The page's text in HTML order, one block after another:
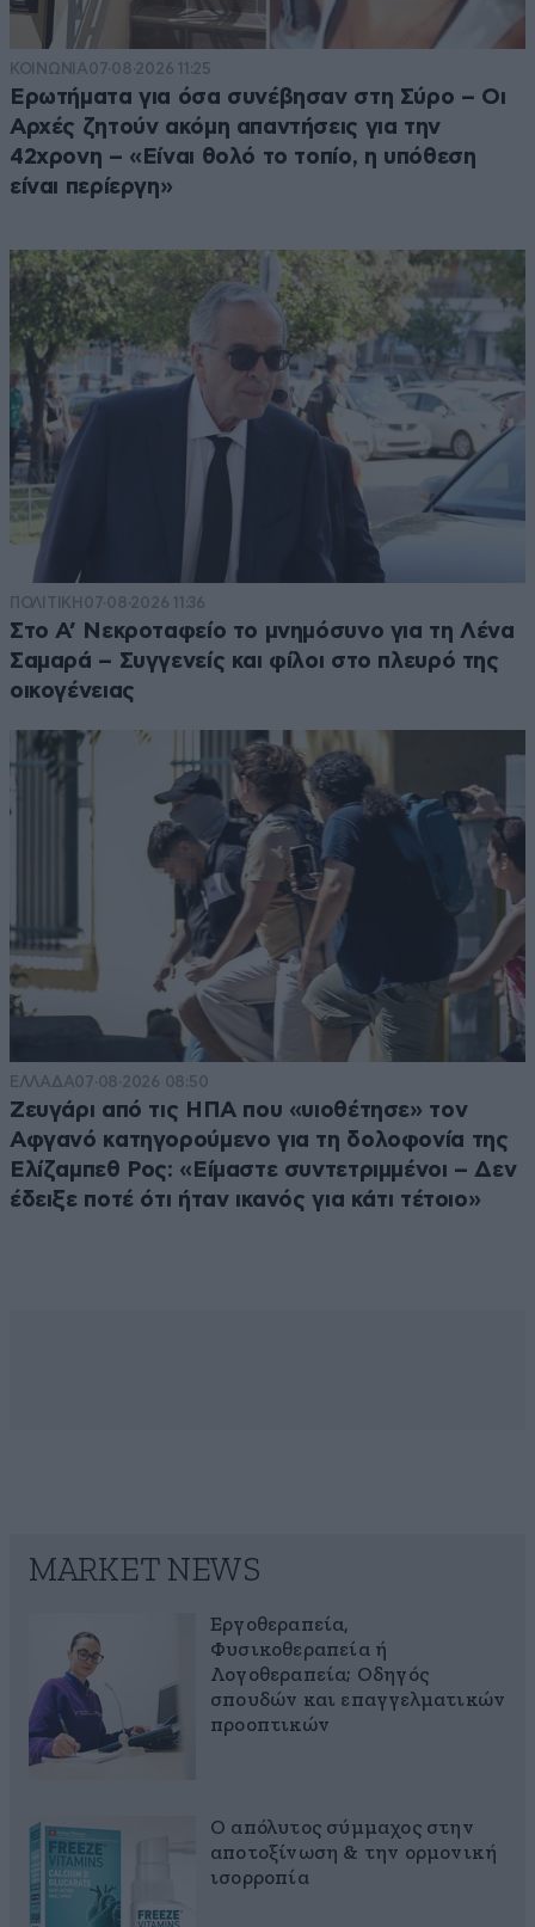
ΚΟΙΝΩΝΙΑ07·08·2026 11:25
Ερωτήματα για όσα συνέβησαν στη Σύρο – Οι
Αρχές ζητούν ακόμη απαντήσεις για την
42χρονη – «Είναι θολό το τοπίο, η υπόθεση
είναι περίεργη»
ΠΟΛΙΤΙΚΗ 07·08·2026 11:36
Στο Α’ Νεκροταφείο το μνημόσυνο για τη Λένα
Σαμαρά – Συγγενείς και φίλοι στο πλευρό της
οικογένειας
ΕΛΛΑΔΑ07·08·2026 08:50
Ζευγάρι από τις ΗΠΑ που «υιοθέτησε» τον
Αφγανό κατηγορούμενο για τη δολοφονία της
Ελίζαμπεθ Ρος: «Είμαστε συντετριμμένοι – Δεν
έδειξε ποτέ ότι ήταν ικανός για κάτι τέτοιο»
MARKET NEWS
Εργοθεραπεία,
Φυσικοθεραπεία ή
Λογοθεραπεία; Οδηγός
σπουδών και επαγγελματικών
προοπτικών
Ο απόλυτος σύμμαχος στην
αποτοξίνωση & την ορμονική
ισορροπία